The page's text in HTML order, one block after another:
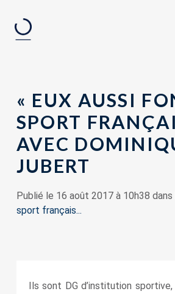
« EUX AUSSI
SPORT
AVEC
JUBERT
Publié le 16 août 2017 à 10h38 dans
sport français...
Ils sont DG d’institution